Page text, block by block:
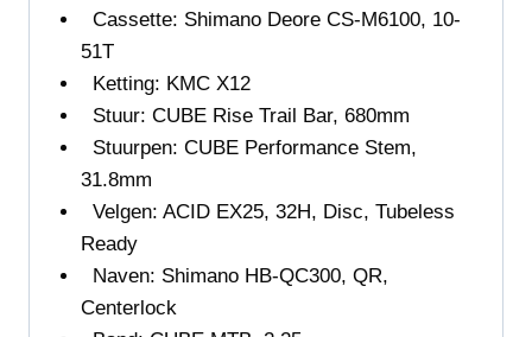
Cassette: Shimano Deore CS-M6100, 10-
51T
Ketting: KMC X12
Stuur: CUBE Rise Trail Bar, 680mm
Stuurpen: CUBE Performance Stem,
31.8mm
Velgen: ACID EX25, 32H, Disc, Tubeless
Ready
Naven: Shimano HB-QC300, QR,
Centerlock